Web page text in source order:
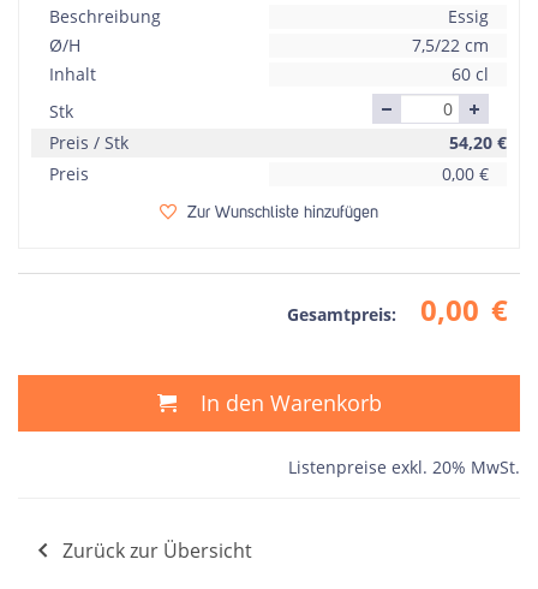
Beschreibung
Essig
Ø/H
7,5/22 cm
Inhalt
60 cl
Stk
Preis / Stk
54,20 €
Preis
0,00 €
Zur Wunschliste hinzufügen
Gesamtpreis: 0,00 €
In den Warenkorb
Listenpreise exkl. 20% MwSt.
Zurück zur Übersicht